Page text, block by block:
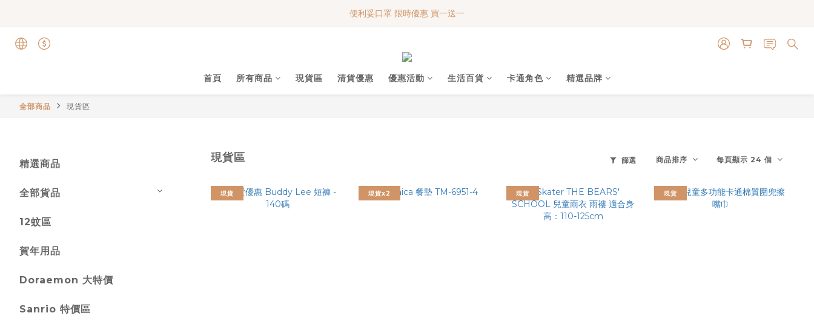
便利妥口罩 限時優惠 買一送一
便利妥口罩 限時優惠 買一送一
首頁
所有商品 現貨區 清貨優惠 優惠活動 生活百貨 卡通角色 精選品牌
全部商品 現貨區
精選商品
全部貨品
12蚊區
賀年用品
Doraemon 大特價
Sanrio 特價區
現貨區 篩選 商品排序 每頁顯示 24 個
現貨 現貨x2 現貨 現貨